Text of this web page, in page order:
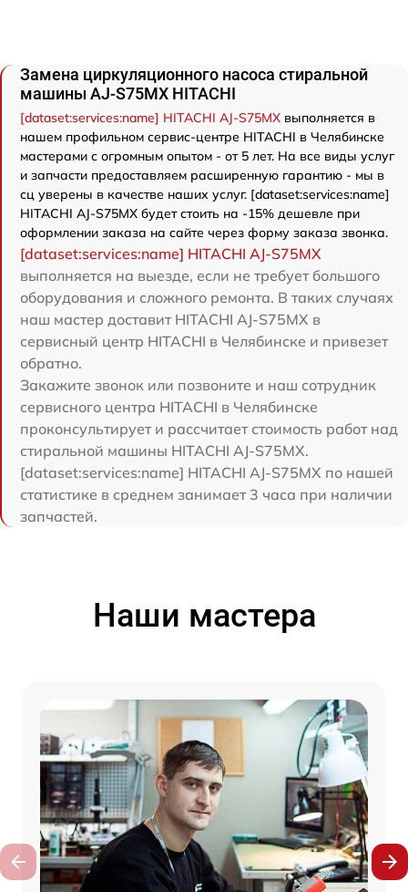
Замена циркуляционного насоса стиральной
машины AJ-S75MX HITACHI
[dataset:services:name] HITACHI AJ-S75MX выполняется в
нашем профильном сервис-центре HITACHI в Челябинске
мастерами с огромным опытом - от 5 лет. На все виды услуг
и запчасти предоставляем расширенную гарантию - мы в
сц уверены в качестве наших услуг. [dataset:services:name]
HITACHI AJ-S75MX будет стоить на -15% дешевле при
оформлении заказа на сайте через форму заказа звонка.
[dataset:services:name] HITACHI AJ-S75MX
выполняется на выезде, если не требует большого
оборудования и сложного ремонта. В таких случаях
наш мастер доставит HITACHI AJ-S75MX в
сервисный центр HITACHI в Челябинске и привезет
обратно.
Закажите звонок или позвоните и наш сотрудник
сервисного центра HITACHI в Челябинске
проконсультирует и рассчитает стоимость работ над
стиральной машины HITACHI AJ-S75MX.
[dataset:services:name] HITACHI AJ-S75MX по нашей
статистике в среднем занимает 3 часа при наличии
запчастей.
Наши мастера